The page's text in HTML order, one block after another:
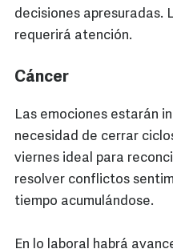
decisiones apresuradas.
requerirá atención.
Cáncer
Las emociones estarán
necesidad de cerrar
viernes ideal para
resolver conflictos
tiempo acumulándose.
En lo laboral habrá